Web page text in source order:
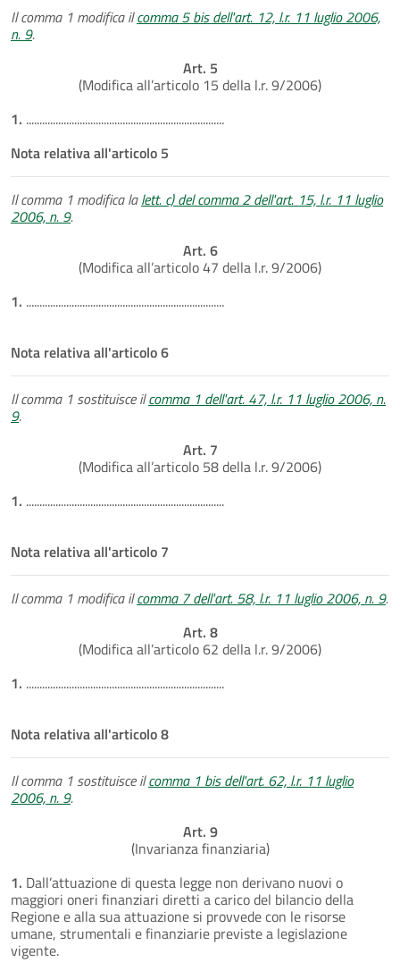
Il comma 1 modifica ilcomma 5 bis dell'art. 12, l.r. 11 luglio 2006,
n. 9.
Art. 5
(Modifica all’articolo 15 della l.r. 9/2006)
1. ..........................................................................
Nota relativa all'articolo 5
Il comma 1 modifica lalett. c) del comma 2 dell'art. 15, l.r. 11 luglio
2006, n. 9.
Art. 6
(Modifica all’articolo 47 della l.r. 9/2006)
1. ..........................................................................
Nota relativa all'articolo 6
Il comma 1 sostituisce ilcomma 1 dell'art. 47, l.r. 11 luglio 2006, n.
9.
Art. 7
(Modifica all’articolo 58 della l.r. 9/2006)
1. ..........................................................................
Nota relativa all'articolo 7
Il comma 1 modifica ilcomma 7 dell'art. 58, l.r. 11 luglio 2006, n. 9.
Art. 8
(Modifica all’articolo 62 della l.r. 9/2006)
1. ..........................................................................
Nota relativa all'articolo 8
Il comma 1 sostituisce ilcomma 1 bis dell'art. 62, l.r. 11 luglio
2006, n. 9.
Art. 9
(Invarianza finanziaria)
1. Dall’attuazione di questa legge non derivano nuovi o
maggiori oneri finanziari diretti a carico del bilancio della
Regione e alla sua attuazione si provvede con le risorse
umane, strumentali e finanziarie previste a legislazione
vigente.